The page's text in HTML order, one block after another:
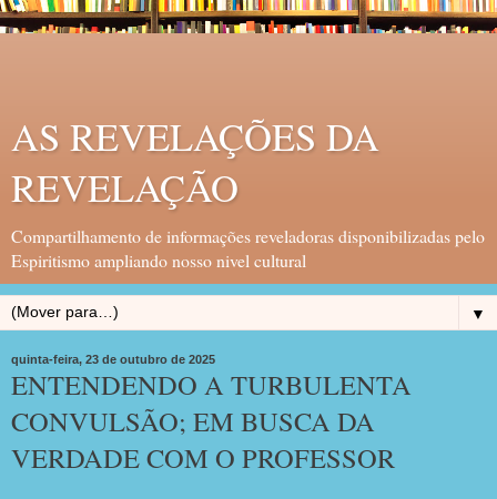
AS REVELAÇÕES DA
REVELAÇÃO
Compartilhamento de informações reveladoras disponibilizadas pelo
Espiritismo ampliando nosso nivel cultural
▼
quinta-feira, 23 de outubro de 2025
ENTENDENDO A TURBULENTA
CONVULSÃO; EM BUSCA DA
VERDADE COM O PROFESSOR